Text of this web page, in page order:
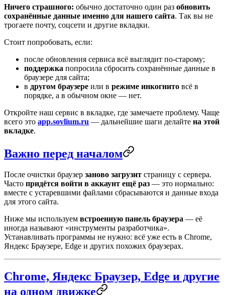
Ничего страшного: обычно достаточно один раз обновить
сохранённые данные именно для нашего сайта. Так вы не
трогаете почту, соцсети и другие вкладки.
Стоит попробовать, если:
после обновления сервиса всё выглядит по-старому;
поддержка попросила сбросить сохранённые данные в
браузере для сайта;
в другом браузере или в режиме инкогнито всё в
порядке, а в обычном окне — нет.
Откройте наш сервис в вкладке, где замечаете проблему. Чаще
всего это app.sovlium.ru — дальнейшие шаги делайте на этой
вкладке.
Важно перед началом
После очистки браузер заново загрузит страницу с сервера.
Часто придётся войти в аккаунт ещё раз — это нормально:
вместе с устаревшими файлами сбрасываются и данные входа
для этого сайта.
Ниже мы используем встроенную панель браузера — её
иногда называют «инструменты разработчика».
Устанавливать программы не нужно: всё уже есть в Chrome,
Яндекс Браузере, Edge и других похожих браузерах.
Chrome, Яндекс Браузер, Edge и другие
на одном движке